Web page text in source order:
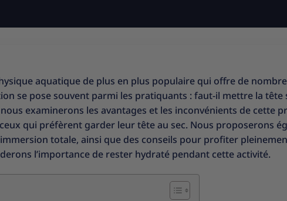
aquatique de plus en plus populaire qui offre de
se pose souvent parmi les pratiquants : faut-il mettre la tête
nous examinerons les avantages et les inconvénients de cette
qui préfèrent garder leur tête au sec. Nous proposerons
totale, ainsi que des conseils pour profiter
l’importance de rester hydraté pendant cette activité.